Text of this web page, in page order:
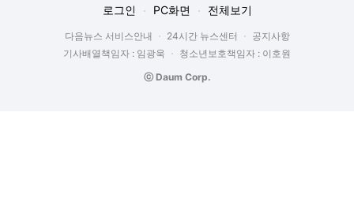
로그인 PC화면 전체보기
다음뉴스 서비스안내 24시간 뉴스센터
공지사항
기사배열책임자 : 임광욱
청소년보호책임자 : 이호원
ⓒ Daum Corp.